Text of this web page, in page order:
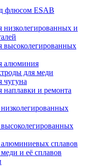
флюсом ESAB
низколегированных и
высоколегированных
алюминия
для меди
чугуна
наплавки и ремонта
сплавов
и её сплавов